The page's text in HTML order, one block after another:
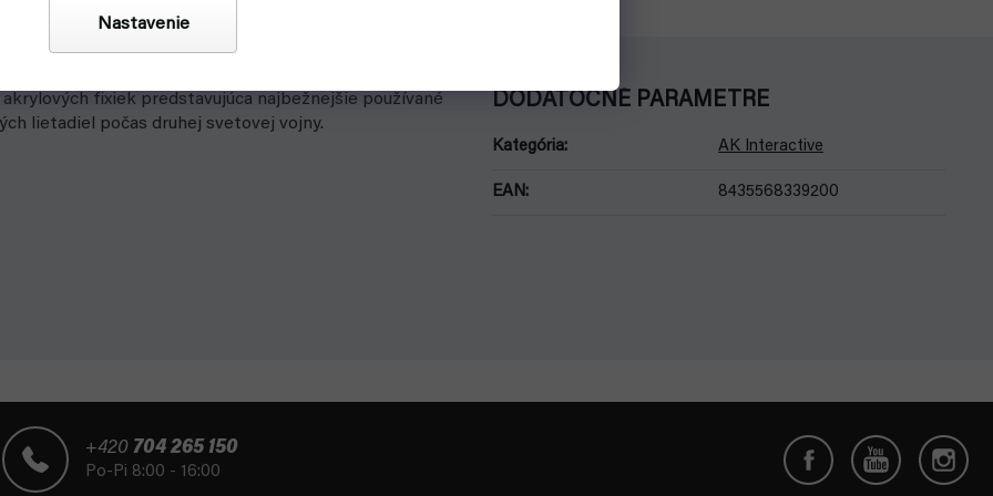
Nastavenie
fixiek predstavujúca najbežnejšie používané
lietadiel počas druhej svetovej vojny.
DODATOČNÉ PARAMETRE
Kategória: AK Interactive
EAN: 8435568339200
+420 704 265 150
Po-Pi 8:00 - 16:00